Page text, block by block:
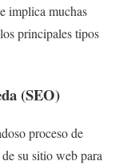
implica muchas
principales tipos
(SEO)
proceso de
su sitio web para